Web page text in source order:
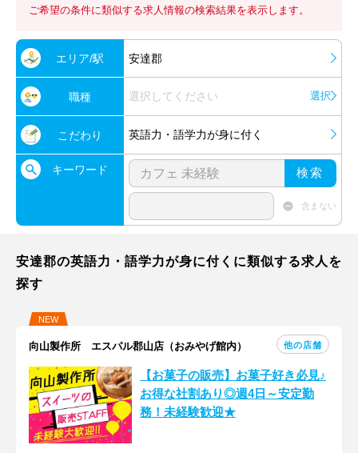
ご希望の条件に類似する求人情報の検索結果を表示します。
エリア/駅 安達郡
職種 選択してください 選択
こだわり 英語力・語学力が身に付く
キーワード 検索
含まない
安達郡の英語力・語学力が身に付くに類似する求人を
探す
NEW
向山製作所 エスパル郡山店（おみやげ館内） 他の店舗
【お菓子の販売】お菓子好き必見♪
お得な社割あり◎週4日～安定勤
務！未経験歓迎★